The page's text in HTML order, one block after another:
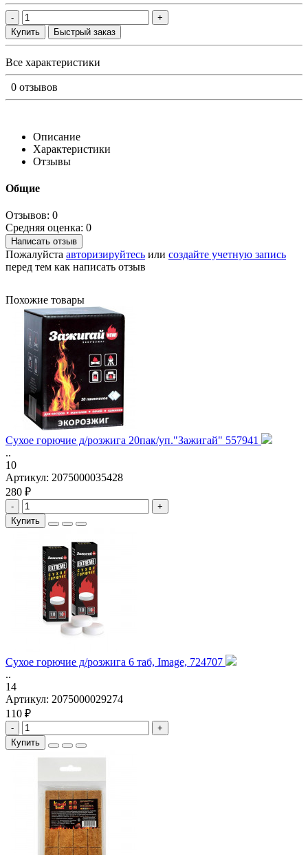
-
+
Купить
Быстрый заказ
Все характеристики
0 отзывов
Описание
Характеристики
Отзывы
Общие
Отзывов: 0
Средняя оценка: 0
Написать отзыв
Пожалуйста авторизируйтесь или создайте учетную запись
перед тем как написать отзыв
Похожие товары
Сухое горючие д/розжига 20пак/уп."Зажигай" 557941
..
10
Артикул: 2075000035428
280 ₽
-
+
Купить
Сухое горючие д/розжига 6 таб, Image, 724707
..
14
Артикул: 2075000029274
110 ₽
-
+
Купить